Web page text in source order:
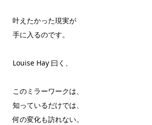
叶えたかった現実が
手に入るのです。
Louise Hay 曰く、
このミラーワークは、
知っているだけでは、
何の変化も訪れない。